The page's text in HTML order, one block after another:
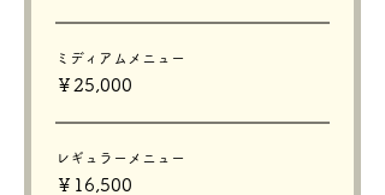
ミディアムメニュー
￥25,000
レギュラーメニュー
￥16,500